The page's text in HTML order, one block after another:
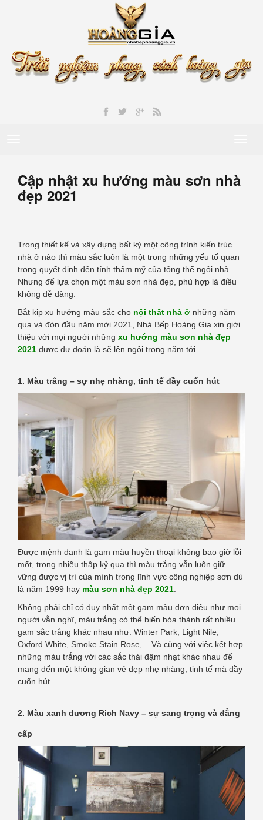
Cập nhật xu hướng màu sơn nhà
đẹp 2021
Trong thiết kế và xây dựng bất kỳ một công trình kiến trúc
nhà ở nào thì màu sắc luôn là một trong những yếu tố quan
trọng quyết định đến tính thẩm mỹ của tổng thể ngôi nhà.
Nhưng để lựa chọn một màu sơn nhà đẹp, phù hợp là điều
không dễ dàng.
Bắt kịp xu hướng màu sắc cho nội thất nhà ở những năm
qua và đón đầu năm mới 2021, Nhà Bếp Hoàng Gia xin giới
thiệu với mọi người những xu hướng màu sơn nhà đẹp
2021 được dự đoán là sẽ lên ngôi trong năm tới.
1. Màu trắng – sự nhẹ nhàng, tinh tế đầy cuốn hút
Được mệnh danh là gam màu huyền thoại không bao giờ lỗi
mốt, trong nhiều thập kỷ qua thì màu trắng vẫn luôn giữ
vững được vị trí của mình trong lĩnh vực công nghiệp sơn dù
là năm 1999 hay màu sơn nhà đẹp 2021.
Không phải chỉ có duy nhất một gam màu đơn điệu như mọi
người vẫn nghĩ, màu trắng có thể biến hóa thành rất nhiều
gam sắc trắng khác nhau như: Winter Park, Light Nile,
Oxford White, Smoke Stain Rose,... Và cùng với việc kết hợp
những màu trắng với các sắc thái đậm nhạt khác nhau để
mang đến một không gian vẻ đẹp nhẹ nhàng, tinh tế mà đầy
cuốn hút.
2. Màu xanh dương Rich Navy – sự sang trọng và đẳng
cấp